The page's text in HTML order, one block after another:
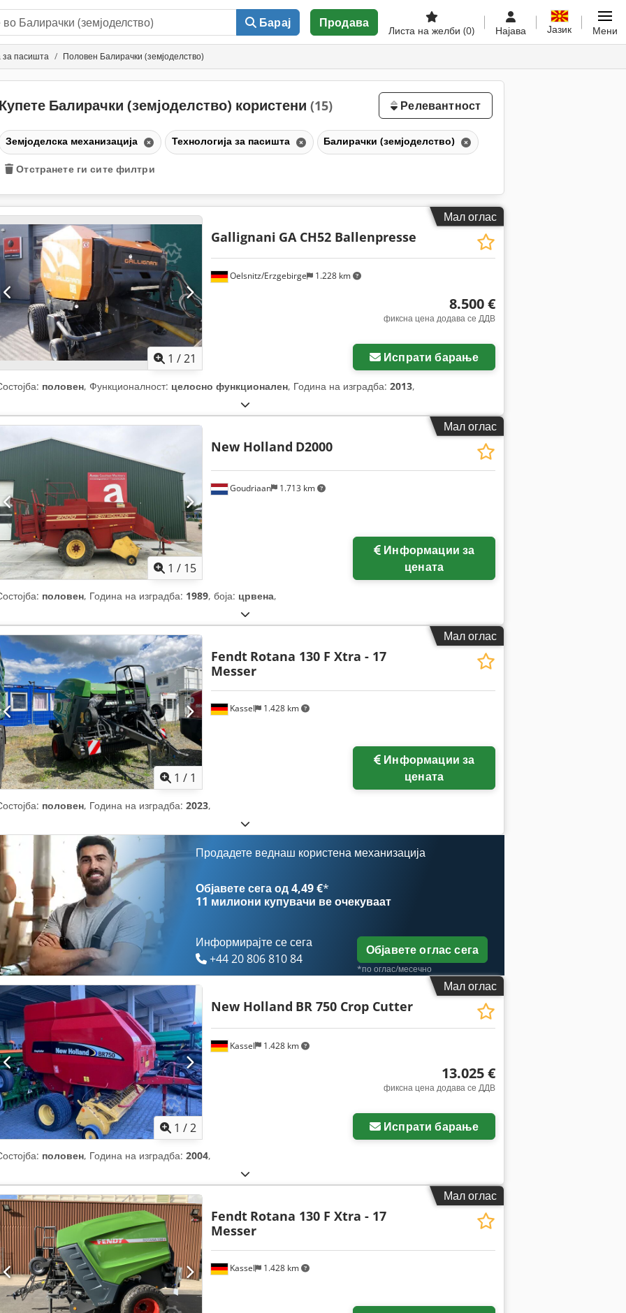
Барај Продава
Листа на желби (0) Најава Јазик Мени
за пасишта Половен Балирачки (земјоделство)
Купете Балирачки (земјоделство) користени (15) Релевантност
Земјоделска механизација Технологија за пасишта Балирачки (земјоделство)
Отстранете ги сите филтри
Мал оглас
1 /21
Oelsnitz/Erzgebirge 1.228 km
Gallignani GA CH52 Ballenpresse
8.500 €
фиксна цена додава се ДДВ
Испрати барање
половен, Функционалност: целосно функционален, Година на изградба: 2013,
Мал оглас
1 / 15
Goudriaan 1.713 km
New Holland D2000
цената
половен, Година на изградба: 1989, боја: црвена,
Мал оглас
1 / 1
Kassel 1.428 km
Fendt Rotana 130 F Xtra - 17
Messer
цената
половен, Година на изградба: 2023,
Продадете веднаш користена механизација
Објавете сега од 4,49 €*
11 милиони купувачи ве очекуваат
Информирајте се сега
+44 20 806 810 84
Објавете оглас сега
*по оглас/месечно
Мал оглас
Побарајте повеќе
1 /2
Kassel 1.428 km
New Holland BR 750 Crop Cutter
13.025 €
фиксна цена додава се ДДВ
Испрати барање
половен, Година на изградба: 2004,
Мал оглас
Kassel 1.428 km
Fendt Rotana 130 F Xtra - 17
Messer